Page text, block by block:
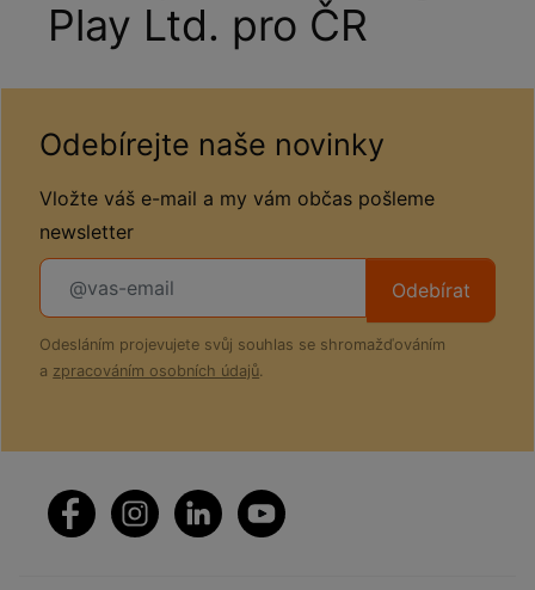
Play Ltd. pro ČR
Odebírejte naše novinky
Vložte váš e-mail a my vám občas pošleme
newsletter
Odebírat
Odesláním projevujete svůj souhlas se shromažďováním
a zpracováním osobních údajů.